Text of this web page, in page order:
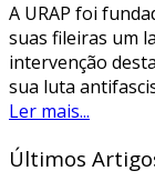
A URAP foi
suas fileiras um
intervenção
sua luta
Ler mais...
Últimos